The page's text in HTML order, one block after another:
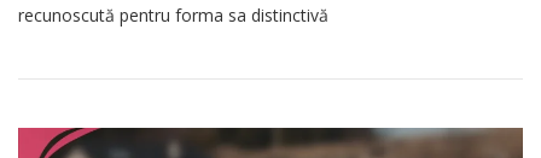
Pe
Jucătorilor
recunoscută pentru forma sa distinctivă